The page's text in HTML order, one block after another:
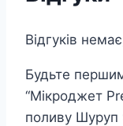
Відгуків
Будьте
“Мікроджет
поливу Шуруп